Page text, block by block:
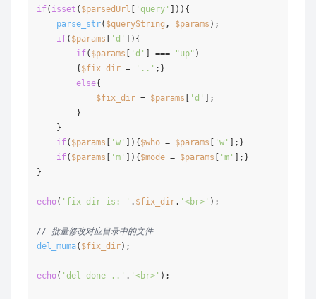
if( isset ( $parsedUrl [ 'query' ])){
parse_str( $queryString , $params );
if( $params [ 'd' ]){
if( $params [ 'd' ] === "up" )
        {
$fix_dir = '..' ;}
else{
$fix_dir = $params [ 'd' ];
        }
    }
if( $params [ 'w' ]){$who = $params [ 'w' ];}
if( $params [ 'm' ]){$mode = $params [ 'm' ];}
}
echo( 'fix dir is: ' . $fix_dir. '<br>' );
// 批量修改对应目录中的文件
del_muma( $fix_dir);
echo( 'del done ..' . '<br>' );